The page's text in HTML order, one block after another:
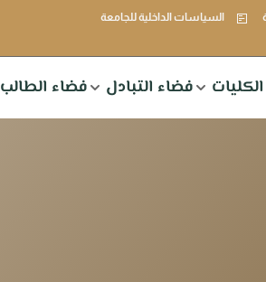
السياسات الداخلية للجامعة
الكليات فضاء التبادل فضاء الطالب